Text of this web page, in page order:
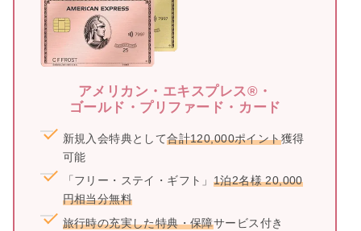
アメリカン・エキスプレス®・
ゴールド・プリファード・カード
新規入会特典として合計120,000ポイント獲得
可能
「フリー・ステイ・ギフト」 1泊2名様 20,000
円相当分無料
旅行時の充実した特典・保障サービス付き